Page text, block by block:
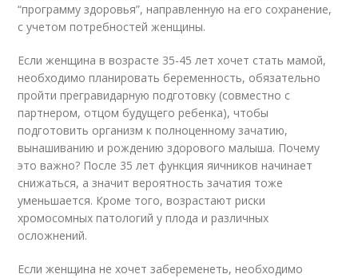
“программу здоровья”, направленную на его сохранение,
с учетом потребностей женщины.
Если женщина в возрасте 35-45 лет хочет стать мамой,
необходимо планировать беременность, обязательно
пройти прегравидарную подготовку (совместно с
партнером, отцом будущего ребенка), чтобы
подготовить организм к полноценному зачатию,
вынашиванию и рождению здорового малыша. Почему
это важно? После 35 лет функция яичников начинает
снижаться, а значит вероятность зачатия тоже
уменьшается. Кроме того, возрастают риски
хромосомных патологий у плода и различных
осложнений.
Если женщина не хочет забеременеть, необходимо